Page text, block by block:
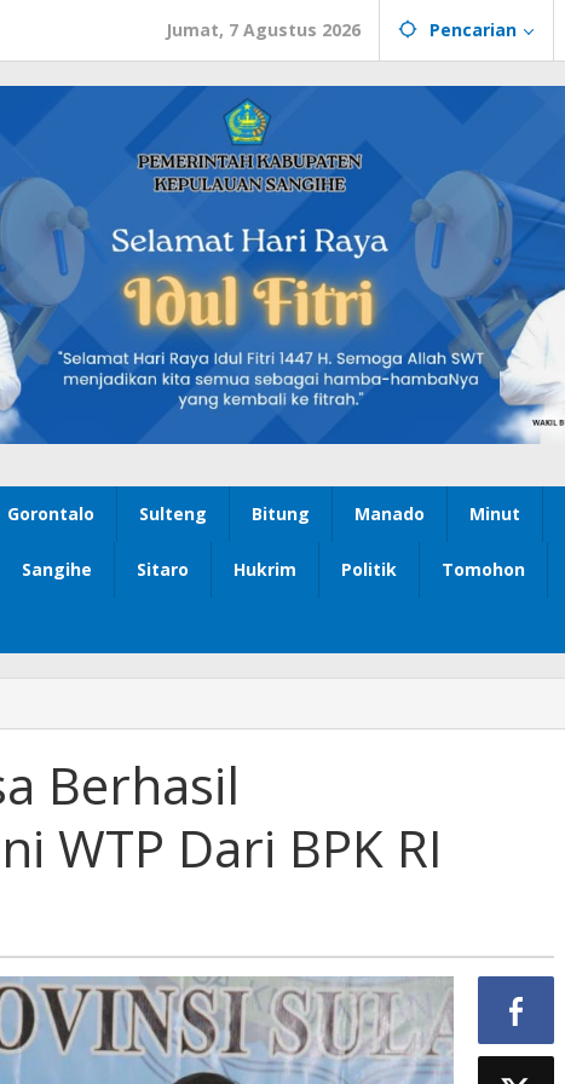
Jumat, 7 Agustus 2026 Pencarian
Gorontalo Sulteng Bitung Manado Minut
Sangihe Sitaro Hukrim Politik Tomohon
Berhasil
WTP Dari BPK RI